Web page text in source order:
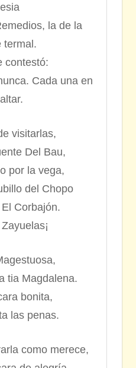
la de la
termal.
contestó:
Cada una en
visitarlas,
Del Bau,
por la vega,
del Chopo
Corbajón.
tia Magdalena.
bonita,
las penas.
como merece,